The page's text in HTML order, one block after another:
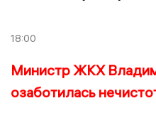
18:00
Министр ЖКХ
озаботилась